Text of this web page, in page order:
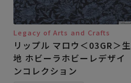
Legacy of Arts and Crafts
リップル マロウ＜03GR＞生
地 ホビーラホビーレデザイ
ンコレクション